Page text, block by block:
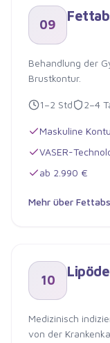
09
Behandlung der
Brustkontur.
1–2 Std 2–4
Maskuline
VASER-
ab 2.990 €
Mehr über
10
Medizinisch
von der